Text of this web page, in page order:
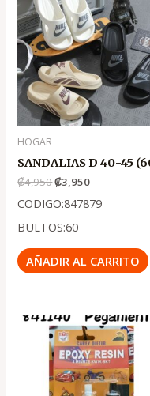
HOGAR
SANDALIAS D 40-45
₡4,950
original
era:
.
₡4,950
₡3,950
actual
es:
.
₡3,950
CODIGO:847879
BULTOS:60
AÑADIR AL CARRITO